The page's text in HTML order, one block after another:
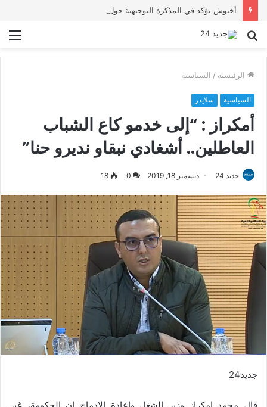
بحث
الرئيسية / السياسية
السياسية سلايدر
أمكراز : “إلى خدمو كاع الشباب
العاطلين.. أشغادي نبقاو نديرو حنا”
جديد 24 ديسمبر 18, 2019 0
18
جديد24